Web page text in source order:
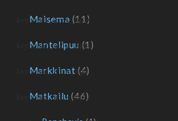
Maisema (11)
Mantelipuu (1)
Markkinat (4)
Matkailu (46)